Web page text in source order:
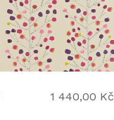
1 440,00 Kč